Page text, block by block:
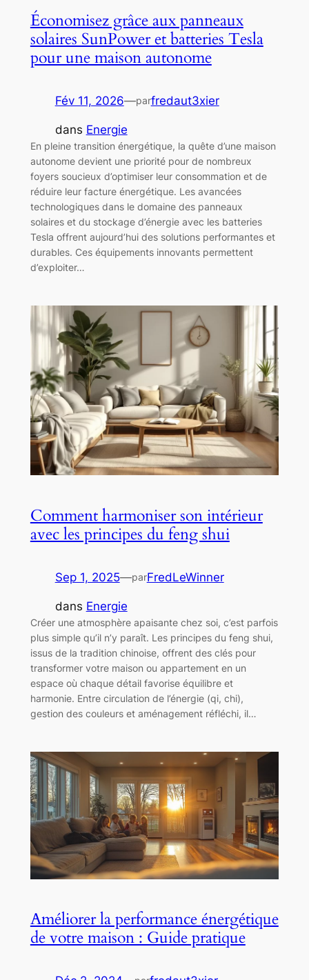
Économisez grâce aux panneaux
solaires SunPower et batteries Tesla
pour une maison autonome
Fév 11, 2026—parfredaut3xier
dans Energie
En pleine transition énergétique, la quête d’une maison
autonome devient une priorité pour de nombreux
foyers soucieux d’optimiser leur consommation et de
réduire leur facture énergétique. Les avancées
technologiques dans le domaine des panneaux
solaires et du stockage d’énergie avec les batteries
Tesla offrent aujourd’hui des solutions performantes et
durables. Ces équipements innovants permettent
d’exploiter…
Comment harmoniser son intérieur
avec les principes du feng shui
Sep 1, 2025—parFredLeWinner
dans Energie
Créer une atmosphère apaisante chez soi, c’est parfois
plus simple qu’il n’y paraît. Les principes du feng shui,
issus de la tradition chinoise, offrent des clés pour
transformer votre maison ou appartement en un
espace où chaque détail favorise équilibre et
harmonie. Entre circulation de l’énergie (qi, chi),
gestion des couleurs et aménagement réfléchi, il…
Améliorer la performance énergétique
de votre maison : Guide pratique